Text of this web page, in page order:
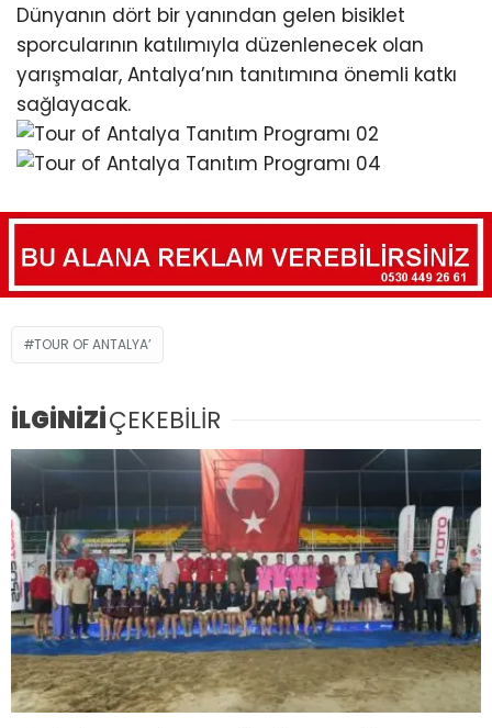
Dünyanın dört bir yanından gelen bisiklet
sporcularının katılımıyla düzenlenecek olan
yarışmalar, Antalya’nın tanıtımına önemli katkı
sağlayacak.
TOUR OF ANTALYA’
İLGİNİZİÇEKEBİLİR